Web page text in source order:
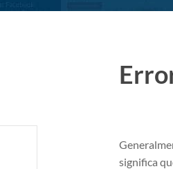
significa